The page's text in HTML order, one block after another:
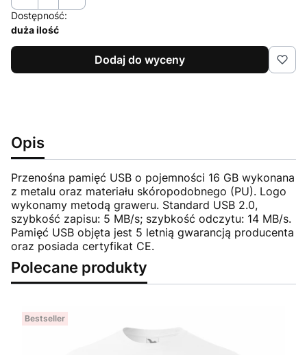
Dostępność:
duża ilość
Dodaj do wyceny
Opis
Przenośna pamięć USB o pojemności 16 GB wykonana
z metalu oraz materiału skóropodobnego (PU). Logo
wykonamy metodą graweru. Standard USB 2.0,
szybkość zapisu: 5 MB/s; szybkość odczytu: 14 MB/s.
Pamięć USB objęta jest 5 letnią gwarancją producenta
oraz posiada certyfikat CE.
Polecane produkty
Bestseller